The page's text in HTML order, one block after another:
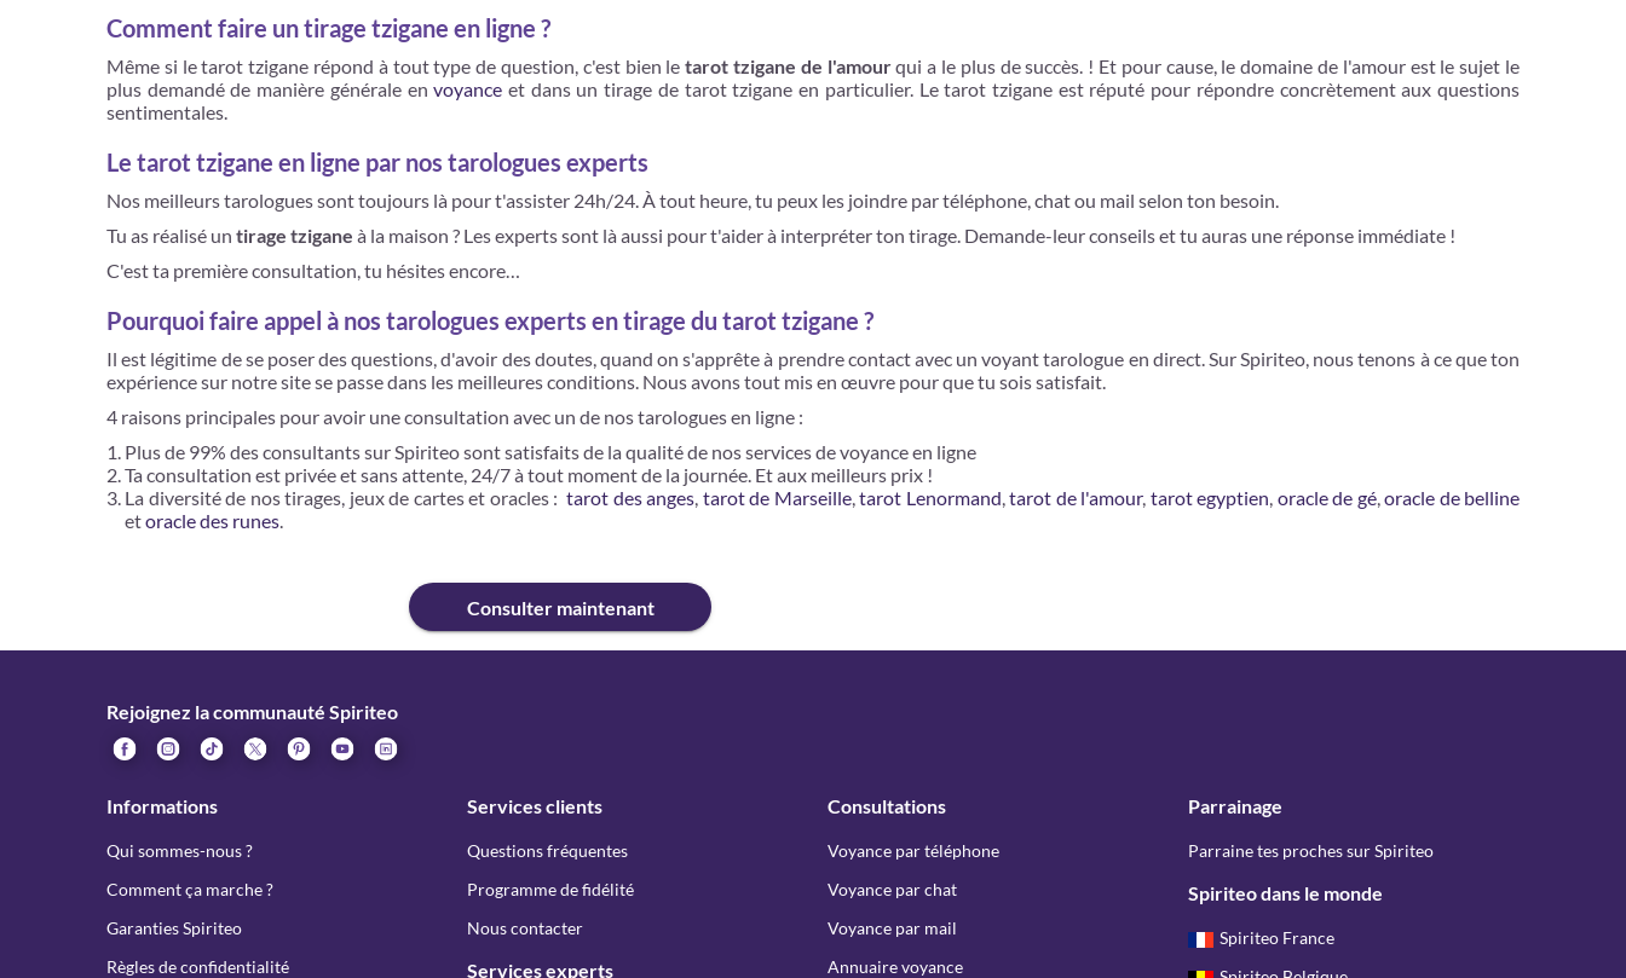
Comment faire un tirage tzigane en ligne ?
Même si le tarot tzigane répond à tout type de question, c'est bien letarot tzigane de l'amourqui a le plus de succès. ! Et pour cause, le domaine de l'amour est le sujet le
plus demandé de manière générale envoyance et dans un tirage de tarot tzigane en particulier. Le tarot tzigane est réputé pour répondre concrètement aux questions
sentimentales.
Le tarot tzigane en ligne par nos tarologues experts
Nos meilleurs tarologues sont toujours là pour t'assister 24h/24. À tout heure, tu peux les joindre par téléphone, chat ou mail selon ton besoin.
Tu as réalisé un tirage tzigane à la maison ? Les experts sont là aussi pour t'aider à interpréter ton tirage. Demande-leur conseils et tu auras une réponse immédiate !
C'est ta première consultation, tu hésites encore…
Pourquoi faire appel à nos tarologues experts en tirage du tarot tzigane ?
Il est légitime de se poser des questions, d'avoir des doutes, quand on s'apprête à prendre contact avec un voyant tarologue en direct. Sur Spiriteo, nous tenons à ce que ton
expérience sur notre site se passe dans les meilleures conditions. Nous avons tout mis en œuvre pour que tu sois satisfait.
4 raisons principales pour avoir une consultation avec un de nos tarologues en ligne :
Plus de 99% des consultants sur Spiriteo sont satisfaits de la qualité de nos services de voyance en ligne
Ta consultation est privée et sans attente, 24/7 à tout moment de la journée. Et aux meilleurs prix !
La diversité de nos tirages, jeux de cartes et oracles : tarot des anges, tarot de Marseille,tarot Lenormand,tarot de l'amour, tarot egyptien, oracle de gé,oracle de belline
etoracle des runes.
Consulter maintenant
Rejoignez la communauté Spiriteo
Informations
Qui sommes-nous ?
Comment ça marche ?
Garanties Spiriteo
Règles de confidentialité
Services clients
Questions fréquentes
Programme de fidélité
Nous contacter
Services experts
Consultations
Voyance par téléphone
Voyance par chat
Voyance par mail
Annuaire voyance
Parrainage
Parraine tes proches sur Spiriteo
Spiriteo dans le monde
Spiriteo France